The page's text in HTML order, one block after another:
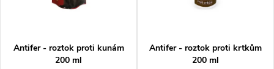
p
p
Antifer - roztok proti kunám
200 ml
Antifer - roztok proti krtkům
200 ml